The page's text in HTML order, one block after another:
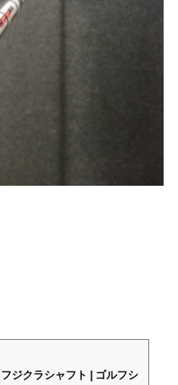
ジクラシャフト | ゴルフシ